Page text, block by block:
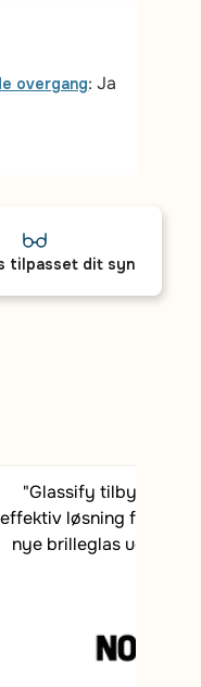
overgang: Ja
tilpasset dit syn
"Glassify tilbyder en
effektiv løsning for
nye brilleglas uden at